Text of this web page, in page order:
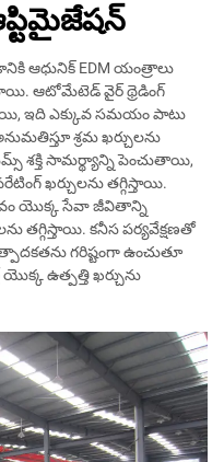
ఆధునిక్ EDM యంత్రాలు
ఆటోమేటెడ్ వైర్ థ్రెడింగ్
ఇది ఎక్కువ సమయం పాటు
శ్రమ ఖర్చులను
శక్తి సామర్థ్యాన్ని పెంచుతాయి,
ఖర్చులను తగ్గిస్తాయి.
యొక్క సేవా జీవితాన్ని
తగ్గిస్తాయి. కనీస పర్యవేక్షణతో
గరిష్టంగా ఉంచుతూ
యొక్క ఉత్పత్తి ఖర్చును